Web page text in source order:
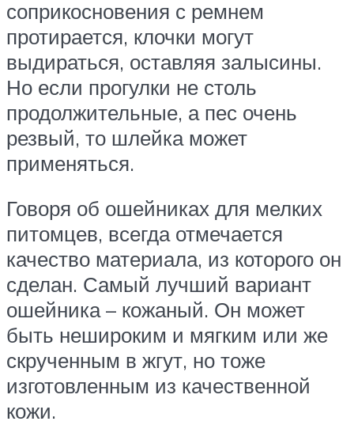
соприкосновения с ремнем
протирается, клочки могут
выдираться, оставляя залысины.
Но если прогулки не столь
продолжительные, а пес очень
резвый, то шлейка может
применяться.
Говоря об ошейниках для мелких
питомцев, всегда отмечается
качество материала, из которого он
сделан. Самый лучший вариант
ошейника – кожаный. Он может
быть нешироким и мягким или же
скрученным в жгут, но тоже
изготовленным из качественной
кожи.